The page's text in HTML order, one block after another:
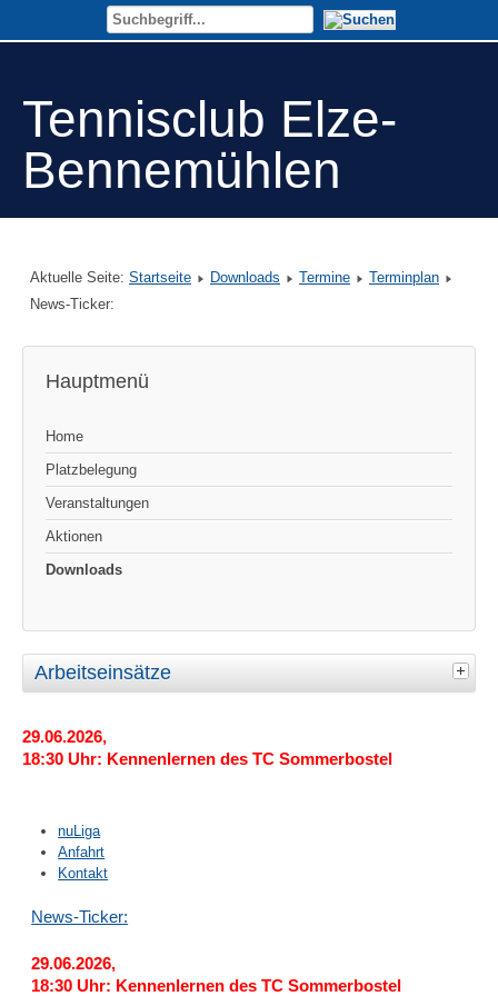
Tennisclub Elze-
Bennemühlen
Aktuelle Seite: Startseite Downloads Termine
Terminplan
News-Ticker:
Hauptmenü
Home
Platzbelegung
Veranstaltungen
Aktionen
Downloads
Arbeitseinsätze
29.06.2026,
18:30 Uhr: Kennenlernen des TC Sommerbostel
nuLiga
Anfahrt
Kontakt
News-Ticker:
29.06.2026,
18:30 Uhr: Kennenlernen des TC Sommerbostel